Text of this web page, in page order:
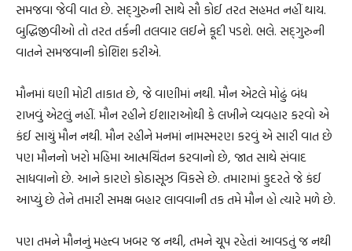
સમજવા જેવી વાત છે. સદ્‌ગુરુની સાથે સૌ કોઈ તરત સહમત નહીં થાય.
બુદ્ધિજીવીઓ તો તરત તર્કની તલવાર લઈને કૂદી પડશે. ભલે. સદ્‌ગુરુની
વાતને સમજવાની કોશિશ કરીએ.
મૌનમાં ઘણી મોટી તાકાત છે, જે વાણીમાં નથી. મૌન એટલે મોઢું બંધ
રાખવું એટલું નહીં. મૌન રહીને ઈશારાઓથી કે લખીને વ્યવહાર કરવો એ
કંઈ સાચું મૌન નથી. મૌન રહીને મનમાં નામસ્મરણ કરવું એ સારી વાત છે
પણ મૌનનો ખરો મહિમા આત્મચિંતન કરવાનો છે, જાત સાથે સંવાદ
સાધવાનો છે. આને કારણે કોઠાસૂઝ વિકસે છે. તમારામાં કુદરતે જે કંઈ
આપ્યું છે તેને તમારી સમક્ષ બહાર લાવવાની તક તમે મૌન હો ત્યારે મળે છે.
પણ તમને મૌનનું મહત્ત્વ ખબર જ નથી, તમને ચૂપ રહેતાં આવડતું જ નથી